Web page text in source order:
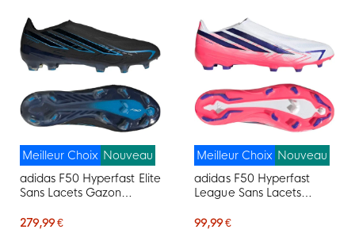
Meilleur Choix Nouveau
adidas F50 Hyperfast Elite
Sans Lacets Gazon
Foot (FG) Noir Noir Bleu
279,99 €
Meilleur Choix Nouveau
adidas F50 Hyperfast
League Sans Lacets
Chaussures de Foot (FG)
99,99 €